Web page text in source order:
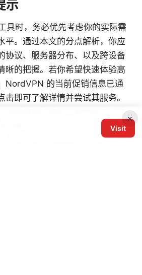
示
具时，务必优先考虑你的实际需
平。通过本文的分点解析，你应
协议、服务器分布、以及跨设备
晰的把握。若你希望快速体验高
NordVPN 的当前促销信息已通
击即可了解详情并尝试其服务。
地服务器的速度与解锁能力，确
快捷的上网体验。
Vpn機場 全流
設定、測速與安全使用技巧
×
Visit